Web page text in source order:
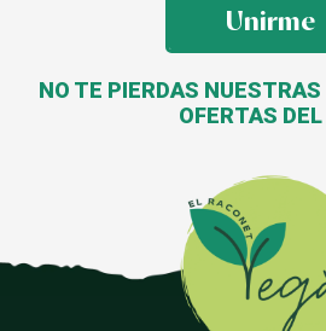
Unirme
NO TE PIERDAS
OFERTAS